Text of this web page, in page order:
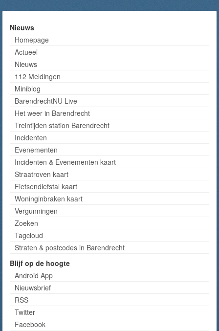
Nieuws
Homepage
Actueel
Nieuws
112 Meldingen
Miniblog
BarendrechtNU Live
Het weer in Barendrecht
Treintijden station Barendrecht
Incidenten
Evenementen
Incidenten & Evenementen kaart
Straatroven kaart
Fietsendiefstal kaart
Woninginbraken kaart
Vergunningen
Zoeken
Tagcloud
Straten & postcodes in Barendrecht
Blijf op de hoogte
Android App
Nieuwsbrief
RSS
Twitter
Facebook